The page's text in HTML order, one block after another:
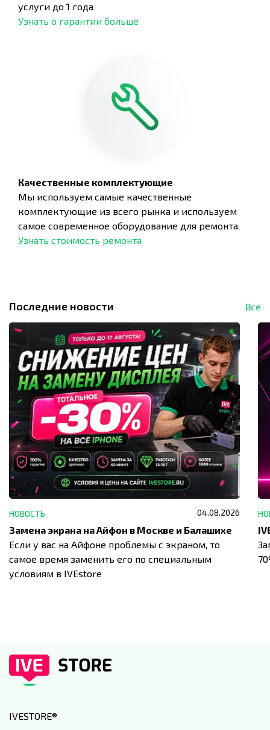
услуги до 1 года
Узнать о гарантии больше
Качественные комплектующие
Мы используем самые качественные
комплектующие из всего рынка и используем
самое современное оборудование для ремонта.
Узнать стоимость ремонта
Последние новости Все
НОВОСТЬ 04.08.2026
Замена экрана на Айфон в Москве и Балашихе
Если у вас на Айфоне проблемы с экраном, то
самое время заменить его по специальным
условиям в IVEstore
IVESTORE®